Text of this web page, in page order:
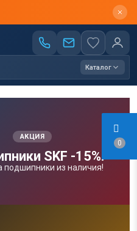
0
Каталог
АКЦИЯ
SKF -15%!
подшипники из наличия!